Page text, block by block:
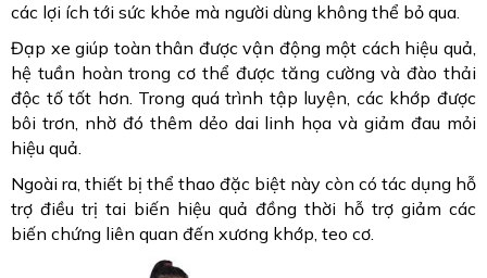
các lợi ích tới sức khỏe mà người dùng không thể bỏ qua.
Đạp xe giúp toàn thân được vận động một cách hiệu quả,
hệ tuần hoàn trong cơ thể được tăng cường và đào thải
độc tố tốt hơn. Trong quá trình tập luyện, các khớp được
bôi trơn, nhờ đó thêm dẻo dai linh họa và giảm đau mỏi
hiệu quả.
Ngoài ra, thiết bị thể thao đặc biệt này còn có tác dụng hỗ
trợ điều trị tai biến hiệu quả đồng thời hỗ trợ giảm các
biến chứng liên quan đến xương khớp, teo cơ.